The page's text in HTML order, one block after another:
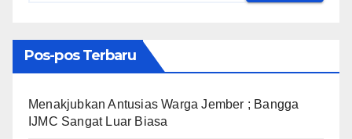
Pos-pos Terbaru
Menakjubkan Antusias Warga Jember ; Bangga
IJMC Sangat Luar Biasa